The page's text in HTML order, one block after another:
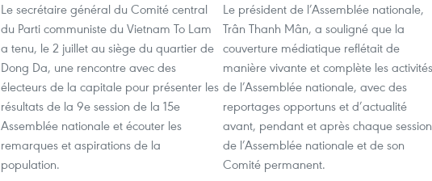
Le secrétaire général du Comité central
du Parti communiste du Vietnam To Lam
a tenu, le 2 juillet au siège du quartier de
Dong Da, une rencontre avec des
électeurs de la capitale pour présenter les
résultats de la 9e session de la 15e
Assemblée nationale et écouter les
remarques et aspirations de la
population.
Le président de l’Assemblée nationale,
Trân Thanh Mân, a souligné que la
couverture médiatique reflétait de
manière vivante et complète les activités
de l’Assemblée nationale, avec des
reportages opportuns et d’actualité
avant, pendant et après chaque session
de l’Assemblée nationale et de son
Comité permanent.